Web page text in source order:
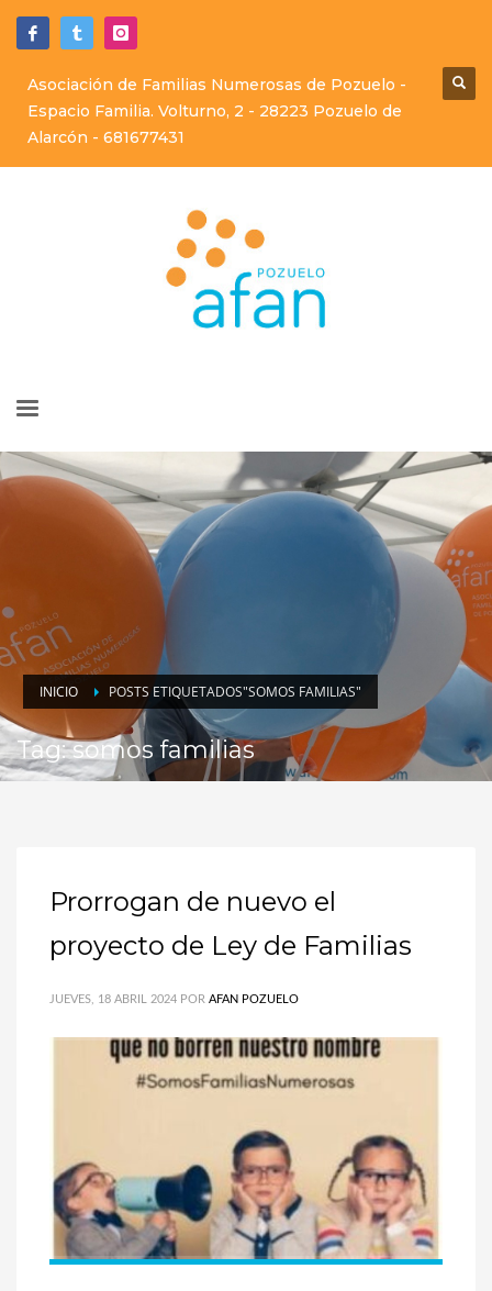
Asociación de Familias Numerosas de Pozuelo -
Espacio Familia. Volturno, 2 - 28223 Pozuelo de
Alarcón - 681677431
INICIO POSTS ETIQUETADOS"SOMOS FAMILIAS"
Tag: somos familias
Prorrogan de nuevo el
proyecto de Ley de Familias
JUEVES, 18 ABRIL 2024 POR AFAN POZUELO